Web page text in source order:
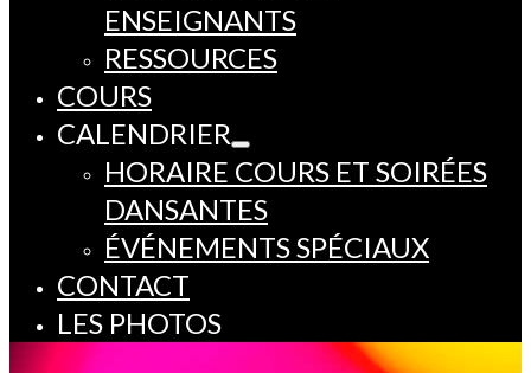
ENSEIGNANTS
RESSOURCES
COURS
CALENDRIER
HORAIRE COURS ET SOIRÉES
DANSANTES
ÉVÉNEMENTS SPÉCIAUX
CONTACT
LES PHOTOS